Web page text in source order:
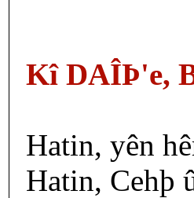
Kî DAÎÞ'e,
Hatin, yên
Hatin, Cehþ